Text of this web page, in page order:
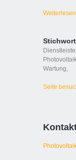
Weiterlesen
Wartung,
Seite